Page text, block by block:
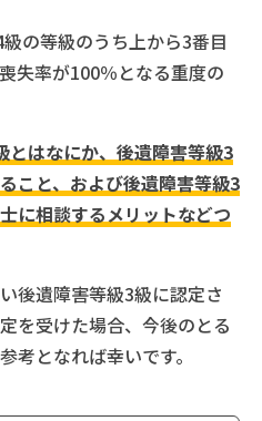
の等級のうち上から3番目
失率が100％となる重度の
とはなにか、後遺障害等級3
こと、および後遺障害等級3
に相談するメリットなどつ
後遺障害等級3級に認定さ
を受けた場合、今後のとる
考となれば幸いです。